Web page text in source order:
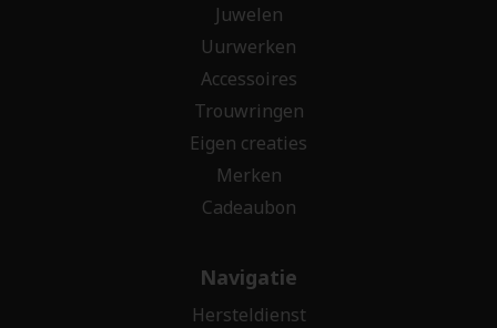
Juwelen
Uurwerken
Accessoires
Trouwringen
Eigen creaties
Merken
Cadeaubon
Navigatie
Hersteldienst